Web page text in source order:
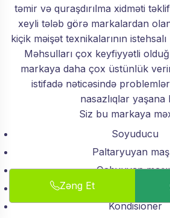
təmir və quraşdırılma xidməti
xeyli tələb görə markalardan
kiçik məişət texnikalarının
Məhsulları çox keyfiyyətli
markaya daha çox üstünlük
istifadə nəticəsində
nasazlıqlar yaşana
Siz bu markaya
Soyuducu
Paltaryuyan
Qabyuyan
Kondisioner
Zəng Et